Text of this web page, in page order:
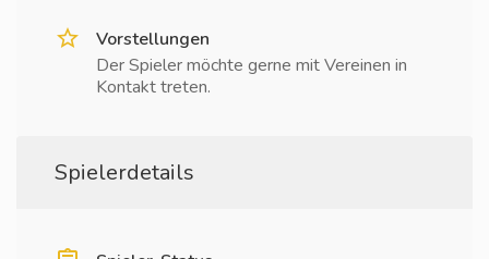
Vorstellungen
Der Spieler möchte gerne mit Vereinen in
Kontakt treten.
Spielerdetails